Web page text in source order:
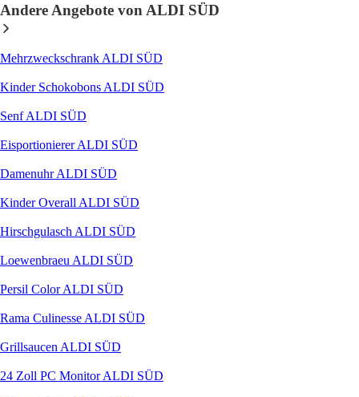
Andere Angebote von ALDI SÜD
Mehrzweckschrank ALDI SÜD
Kinder Schokobons ALDI SÜD
Senf ALDI SÜD
Eisportionierer ALDI SÜD
Damenuhr ALDI SÜD
Kinder Overall ALDI SÜD
Hirschgulasch ALDI SÜD
Loewenbraeu ALDI SÜD
Persil Color ALDI SÜD
Rama Culinesse ALDI SÜD
Grillsaucen ALDI SÜD
24 Zoll PC Monitor ALDI SÜD